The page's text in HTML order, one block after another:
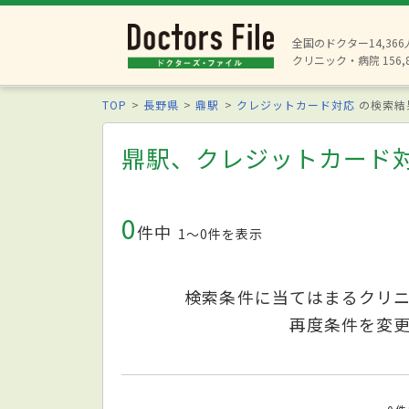
全国のドクター14,366
クリニック・病院
TOP 長野県 鼎駅 クレジットカード対応 の検索
鼎駅、クレジットカード
0件中 1〜0件を表示
検索条件に当てはまるクリ
再度条件を変